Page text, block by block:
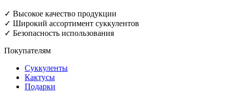
✓ Высокое качество продукции
✓ Широкий ассортимент суккулентов
✓ Безопасность использования
Покупателям
Суккуленты
Кактусы
Подарки